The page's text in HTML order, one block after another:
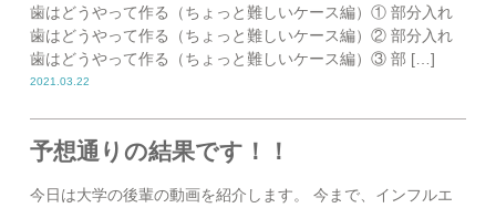
歯はどうやって作る（ちょっと難しいケース編）① 部分入れ
歯はどうやって作る（ちょっと難しいケース編）② 部分入れ
歯はどうやって作る（ちょっと難しいケース編）③ 部 […]
2021.03.22
予想通りの結果です！！
今日は大学の後輩の動画を紹介します。 今まで、インフルエ